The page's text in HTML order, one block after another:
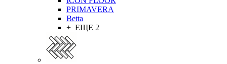
PRIMAVERA
Betta
+ ЕЩЕ 2